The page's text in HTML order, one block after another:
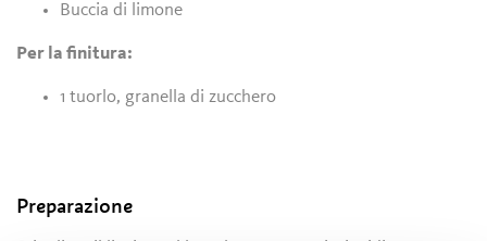
Buccia di limone
Per la finitura:
1 tuorlo, granella di zucchero
Preparazione